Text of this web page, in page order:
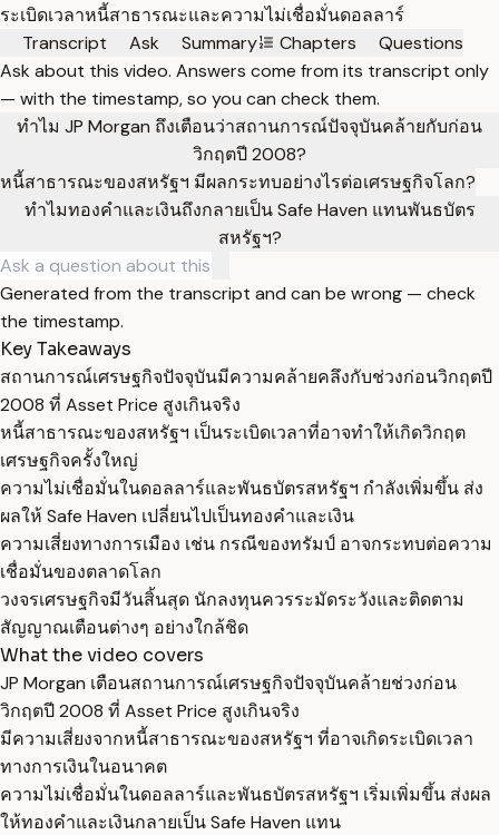
ระเบิดเวลาหนี้สาธารณะและความไม่เชื่อมั่นดอลลาร์
Transcript
Ask Summary Chapters
Questions
Ask about this video. Answers come from its transcript only
— with the timestamp, so you can check them.
ทำไม JP Morgan ถึงเตือนว่าสถานการณ์ปัจจุบันคล้ายกับก่อน
วิกฤตปี 2008?
หนี้สาธารณะของสหรัฐฯ มีผลกระทบอย่างไรต่อเศรษฐกิจโลก?
ทำไมทองคำและเงินถึงกลายเป็น Safe Haven แทนพันธบัตร
สหรัฐฯ?
Generated from the transcript and can be wrong — check
the timestamp.
Key Takeaways
สถานการณ์เศรษฐกิจปัจจุบันมีความคล้ายคลึงกับช่วงก่อนวิกฤตปี
2008 ที่ Asset Price สูงเกินจริง
หนี้สาธารณะของสหรัฐฯ เป็นระเบิดเวลาที่อาจทำให้เกิดวิกฤต
เศรษฐกิจครั้งใหญ่
ความไม่เชื่อมั่นในดอลลาร์และพันธบัตรสหรัฐฯ กำลังเพิ่มขึ้น ส่ง
ผลให้ Safe Haven เปลี่ยนไปเป็นทองคำและเงิน
ความเสี่ยงทางการเมือง เช่น กรณีของทรัมป์ อาจกระทบต่อความ
เชื่อมั่นของตลาดโลก
วงจรเศรษฐกิจมีวันสิ้นสุด นักลงทุนควรระมัดระวังและติดตาม
สัญญาณเตือนต่างๆ อย่างใกล้ชิด
What the video covers
JP Morgan เตือนสถานการณ์เศรษฐกิจปัจจุบันคล้ายช่วงก่อน
วิกฤตปี 2008 ที่ Asset Price สูงเกินจริง
มีความเสี่ยงจากหนี้สาธารณะของสหรัฐฯ ที่อาจเกิดระเบิดเวลา
ทางการเงินในอนาคต
ความไม่เชื่อมั่นในดอลลาร์และพันธบัตรสหรัฐฯ เริ่มเพิ่มขึ้น ส่งผล
ให้ทองคำและเงินกลายเป็น Safe Haven แทน